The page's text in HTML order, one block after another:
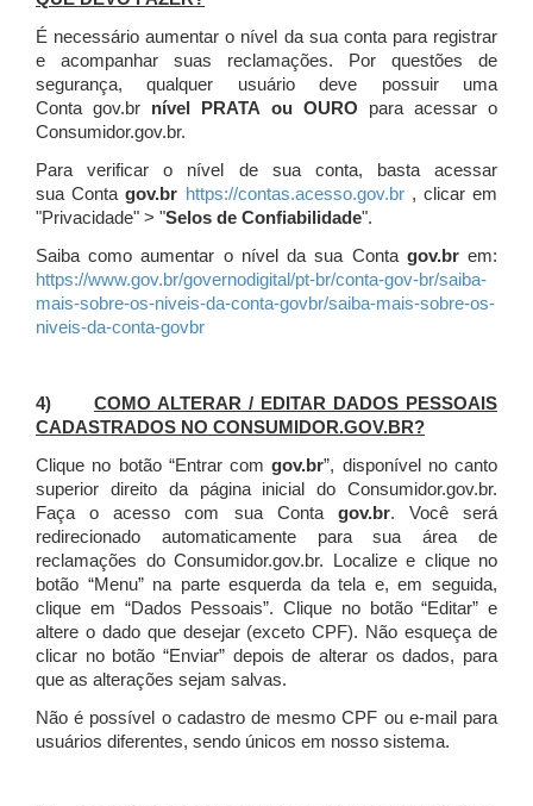
É necessário aumentar o nível da sua conta para registrar
e acompanhar suas reclamações. Por questões de
segurança, qualquer usuário deve possuir uma
Conta gov.br nível PRATA ou OURO para acessar o
Consumidor.gov.br.
Para verificar o nível de sua conta, basta acessar
sua Contagov.br https://contas.acesso.gov.br, clicar em
"Privacidade" > "Selos de Confiabilidade".
Saiba como aumentar o nível da sua Conta gov.brem:
https://www.gov.br/governodigital/pt-br/conta-gov-br/saiba-
mais-sobre-os-niveis-da-conta-govbr/saiba-mais-sobre-os-
niveis-da-conta-govbr
4) COMO ALTERAR / EDITAR DADOS PESSOAIS
CADASTRADOS NO CONSUMIDOR.GOV.BR?
Clique no botão “Entrar comgov.br”, disponível no canto
superior direito da página inicial do Consumidor.gov.br.
Faça o acesso com sua Conta gov.br. Você será
redirecionado automaticamente para sua área de
reclamações do Consumidor.gov.br.
Localize e clique no
botão “Menu” na parte esquerda da tela e, em seguida,
clique em “Dados Pessoais”. Clique no botão “Editar” e
altere o dado que desejar (exceto CPF). Não esqueça de
clicar no botão “Enviar” depois de alterar os dados, para
que as alterações sejam salvas.
Não é possível o cadastro de mesmo CPF ou e-mail para
usuários diferentes, sendo únicos em nosso sistema.